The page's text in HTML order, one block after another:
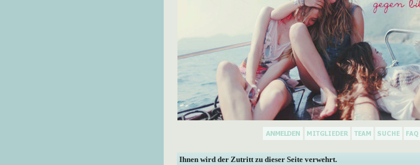
Ihnen wird der Zutritt zu dieser Seite verwehrt.